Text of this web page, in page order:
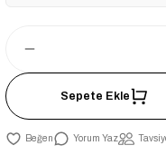
Sepete Ekle
Yorum Yaz